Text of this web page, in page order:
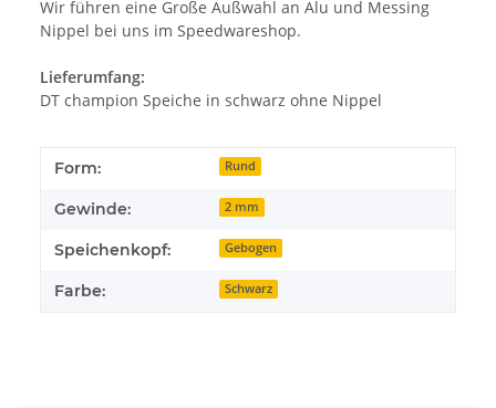
Wir führen eine Große Außwahl an Alu und Messing
Nippel bei uns im Speedwareshop.
Lieferumfang:
DT champion Speiche in schwarz ohne Nippel
Form: Rund
Gewinde: 2 mm
Speichenkopf: Gebogen
Farbe: Schwarz